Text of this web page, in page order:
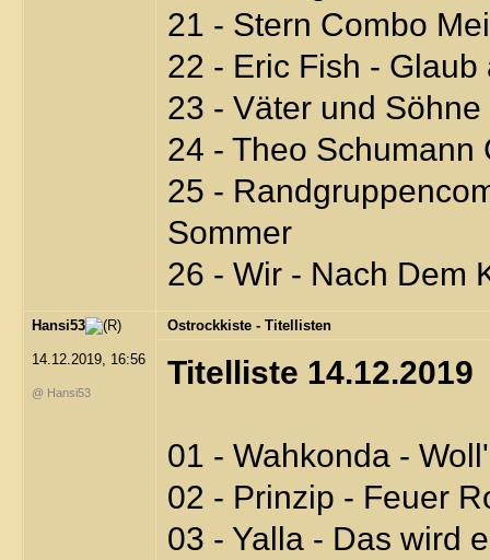
21 - Stern Combo
22 - Eric Fish - Glaub
23 - Väter und
24 - Theo
25 -
Sommer
26 - Wir - Nach Dem
Hansi53
14.12.2019, 16:56
@ Hansi53
Ostrockkiste - Titellisten
Titelliste 14.12.2019
01 - Wahkonda -
02 - Prinzip - Feuer
03 - Yalla - Das wird